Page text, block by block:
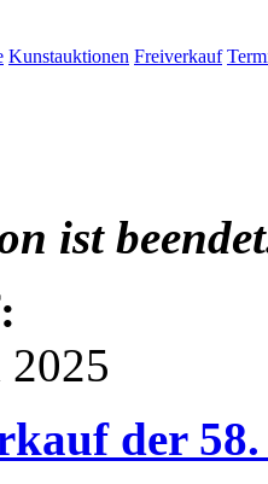
Kunstauktionen Freiverkauf
ist
2025
der